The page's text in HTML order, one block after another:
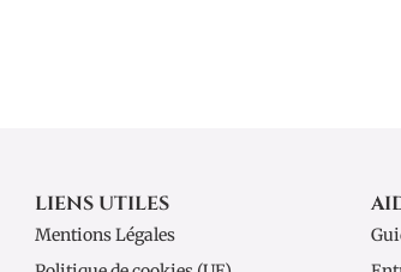
LIENS UTILES
Mentions Légales